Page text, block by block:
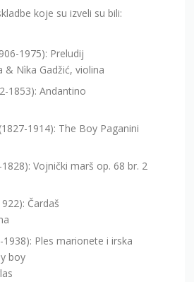
koje su izveli su bili:
1975): Preludij
Nìka Gadžić, violina
1853): Andantino
1914): The Boy Paganini
Vojnički marš op. 68 br. 2
Čardaš
Ples marionete i irska
boy